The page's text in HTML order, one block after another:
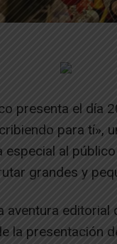
presenta el día
para tí»,
especial al
grandes y
aventura
la presentación